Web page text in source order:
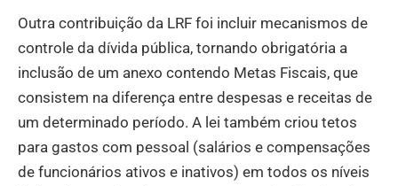
Outra contribuição da LRF foi incluir mecanismos de
controle da dívida pública, tornando obrigatória a
inclusão de um anexo contendo Metas Fiscais, que
consistem na diferença entre despesas e receitas de
um determinado período. A lei também criou tetos
para gastos com pessoal (salários e compensações
de funcionários ativos e inativos) em todos os níveis